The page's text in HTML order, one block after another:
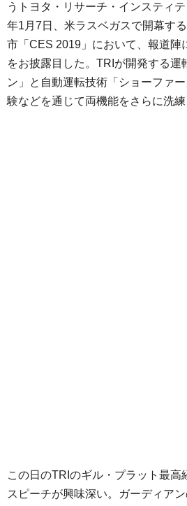
うトヨタ・リサーチ・インスティ
年1月7日、米ラスベガスで開幕す
市「CES 2019」において、報道陣
をお披露目した。TRIが開発する運
ン」と自動運転技術「ショーファ
験などを通じて両機能をさらに洗練
この日のTRIのギル・プラット最高
スピーチが興味深い。ガーディア